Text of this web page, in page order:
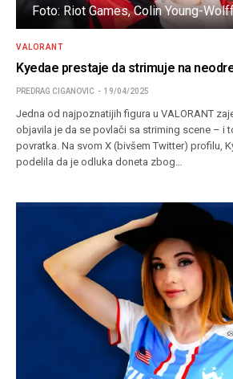
Foto: Riot Games, Colin Young-
VALORANT
Kyedae prestaje da strimuje na
PREDRAG CIGANOVIC 19/04/2025
Jedna od najpoznatijih figura u VALORANT
objavila je da se povlači sa striming scene – i
povratka. Na svom X (bivšem Twitter) profilu,
podelila da je odluka doneta zbog…